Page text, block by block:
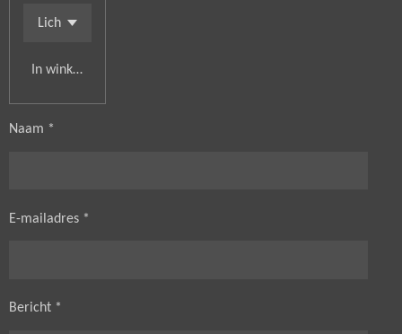
In winkelwagen
Naam *
E-mailadres *
Bericht *